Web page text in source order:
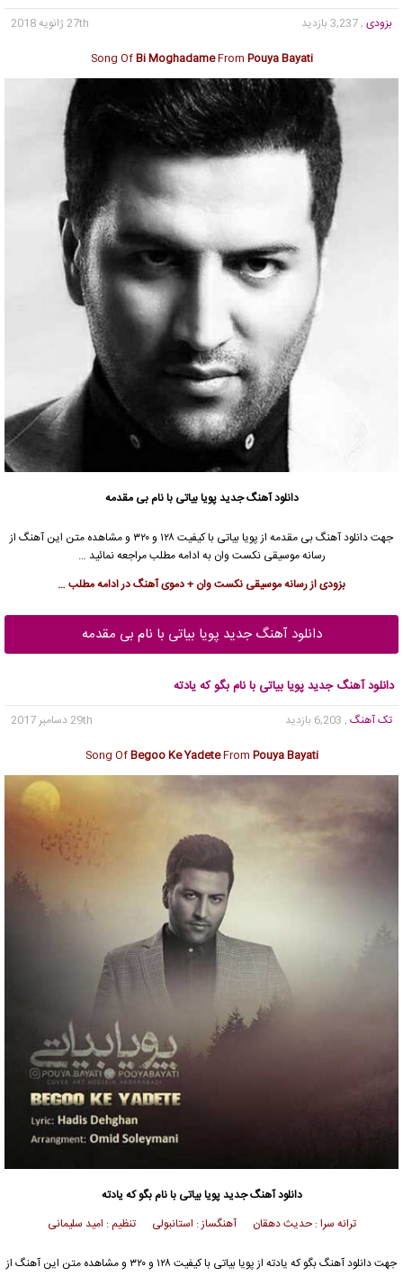
بزودی , 3,237 بازدید
27th ژانویه 2018
Song OfBi MoghadameFrom Pouya Bayati
دانلود آهنگ جدیدپویا بیاتی با نام بی مقدمه
جهت دانلود آهنگ بی مقدمه از پویا بیاتی
با کیفیت ۱۲۸ و ۳۲۰ و مشاهده متن این آهنگ از
رسانه موسیقی نکست وان به ادامه مطلب مراجعه نمائید …
بزودی از رسانه موسیقی نکست وان + دموی آهنگ در ادامه مطلب …
دانلود آهنگ جدید پویا بیاتی با نام بی مقدمه
دانلود آهنگ جدید پویا بیاتی با نام بگو که یادته
تک آهنگ , 6,203 بازدید
29th دسامبر 2017
Song OfBegoo Ke YadeteFrom Pouya Bayati
دانلود آهنگ جدیدپویا بیاتی با نام بگو که یادته
ترانه سرا : حدیث دهقان آهنگساز : استانبولی تنظیم : امید سلیمانی
جهت دانلود آهنگ بگو که یادته از پویا بیاتی
با کیفیت ۱۲۸ و ۳۲۰ و مشاهده متن این آهنگ از